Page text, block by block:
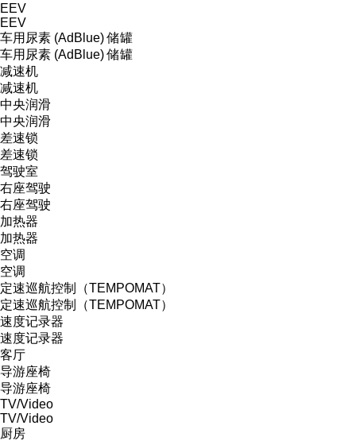
EEV
EEV
车用尿素 (AdBlue) 储罐
车用尿素 (AdBlue) 储罐
减速机
减速机
中央润滑
中央润滑
差速锁
差速锁
驾驶室
右座驾驶
右座驾驶
加热器
加热器
空调
空调
定速巡航控制（TEMPOMAT）
定速巡航控制（TEMPOMAT）
速度记录器
速度记录器
客厅
导游座椅
导游座椅
TV/Video
TV/Video
厨房